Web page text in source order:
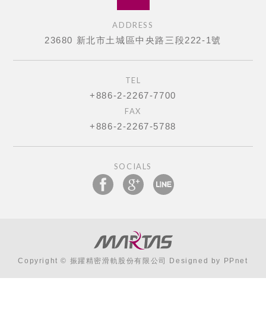
ADDRESS
23680 新北市土城區中央路三段222-1號
TEL
+886-2-2267-7700
FAX
+886-2-2267-5788
SOCIALS
Copyright © 振躍精密滑軌股份有限公司 Designed by PPnet